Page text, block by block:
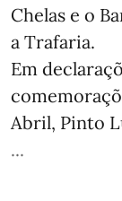
Chelas e o
a Trafaria.
Em
Abril, Pinto
...